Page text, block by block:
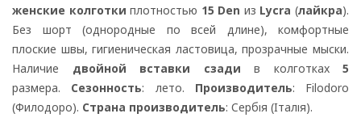
женские колготки плотностью 15 Den из Lycra(лайкра).
Без шорт (однородные по всей длине), комфортные
плоские швы, гигиеническая ластовица, прозрачные мыски.
Наличие двойной вставки сзади в колготках 5
размера. Сезонность: лето. Производитель: Filodoro
(Филодоро). Страна производитель: Сербія (Італія).